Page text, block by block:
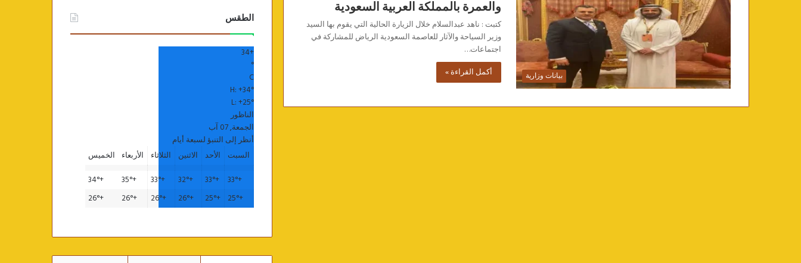
بيانات وزارية
والعمرة بالمملكة العربية السعودية
كتبت : ناهد عبدالسلام خلال الزيارة الحالية التي يقوم بها السيد
وزير السياحة والآثار للعاصمة السعودية الرياض للمشاركة في
اجتماعات…
أكمل القراءة »
الطقس
+
34
°
C
H:+34°
L:+25°
الناظور
الجمعة, 07 آب
أنظر إلى التنبؤ لسبعة أيام
السبت
الأحد الاثنين الثلاثاء الأربعاء
الخميس
+
33°
+
33°
+
32°
+
33°
+
35°
+
34°
+
25°
+
25°
+
26°
+
26°
+
26°
+
26°